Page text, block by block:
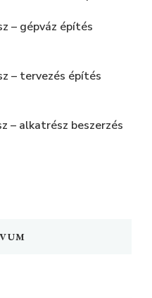
– gépváz építés
– tervezés építés
– alkatrész beszerzés